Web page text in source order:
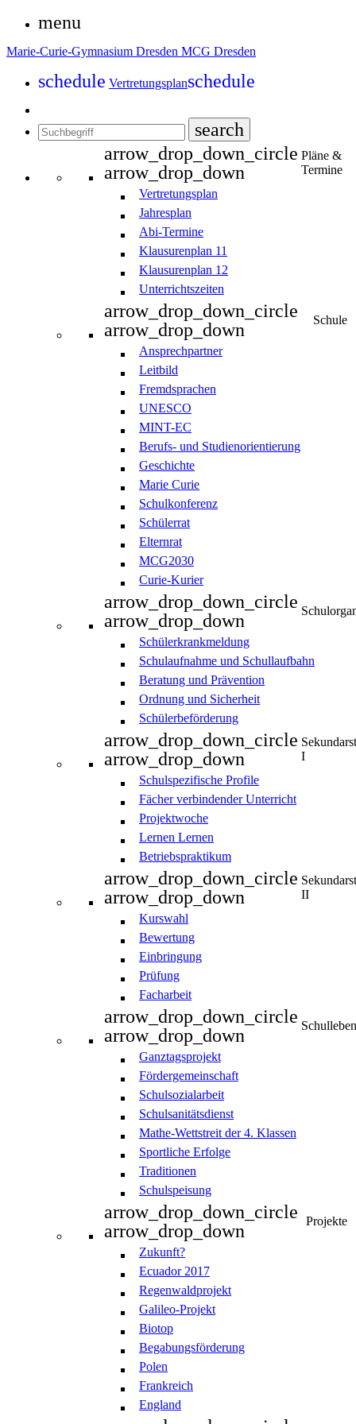
menu
Marie-Curie-Gymnasium Dresden MCG Dresden
schedule Vertretungsplanschedule
search
arrow_drop_down_circle
arrow_drop_down
Pläne &
Termine
Vertretungsplan
Jahresplan
Abi-Termine
Klausurenplan 11
Klausurenplan 12
Unterrichtszeiten
arrow_drop_down_circle
arrow_drop_down
Schule
Ansprechpartner
Leitbild
Fremdsprachen
UNESCO
MINT-EC
Berufs- und Studienorientierung
Geschichte
Marie Curie
Schulkonferenz
Schülerrat
Elternrat
MCG2030
Curie-Kurier
arrow_drop_down_circle
arrow_drop_down
Schülerkrankmeldung
Schulaufnahme und Schullaufbahn
Beratung und Prävention
Ordnung und Sicherheit
Schülerbeförderung
arrow_drop_down_circle
arrow_drop_down
I
Schulspezifische Profile
Fächer verbindender Unterricht
Projektwoche
Lernen Lernen
Betriebspraktikum
arrow_drop_down_circle
arrow_drop_down
II
Kurswahl
Bewertung
Einbringung
Prüfung
Facharbeit
arrow_drop_down_circle
arrow_drop_down
Schulleben
Ganztagsprojekt
Fördergemeinschaft
Schulsozialarbeit
Schulsanitätsdienst
Mathe-Wettstreit der 4. Klassen
Sportliche Erfolge
Traditionen
Schulspeisung
arrow_drop_down_circle
arrow_drop_down
Projekte
Zukunft?
Ecuador 2017
Regenwaldprojekt
Galileo-Projekt
Biotop
Begabungsförderung
Polen
Frankreich
England